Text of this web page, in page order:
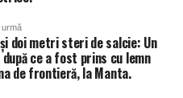
doi metri steri de salcie: Un
ce a fost prins cu lemn
de frontieră, la Manta.